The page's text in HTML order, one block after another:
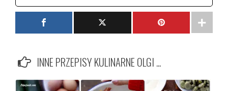
INNE PRZEPISY KULINARNE OLGI ...